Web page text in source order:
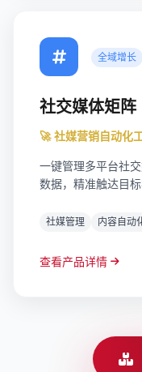
全域增长
社交媒体矩阵
🚀 社媒营销自动化
一键管理多平台社
数据，精准触达目
社媒管理 内容自动
查看产品详情